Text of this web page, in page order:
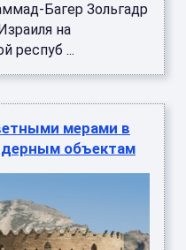
Багер Зольгадр
на
респуб ...
мерами в
объектам